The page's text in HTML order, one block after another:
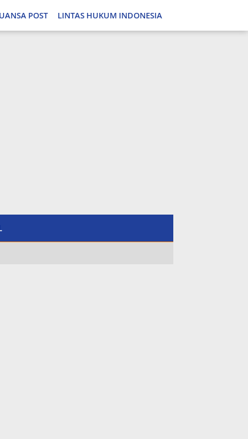
POST LINTAS HUKUM INDONESIA